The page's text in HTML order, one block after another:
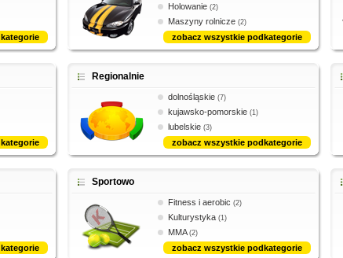
Holowanie (2)
Maszyny rolnicze (2)
zobacz wszystkie podkategorie
Regionalnie
dolnośląskie (7)
kujawsko-pomorskie (1)
lubelskie (3)
zobacz wszystkie podkategorie
Sportowo
Fitness i aerobic (2)
Kulturystyka (1)
MMA (2)
zobacz wszystkie podkategorie